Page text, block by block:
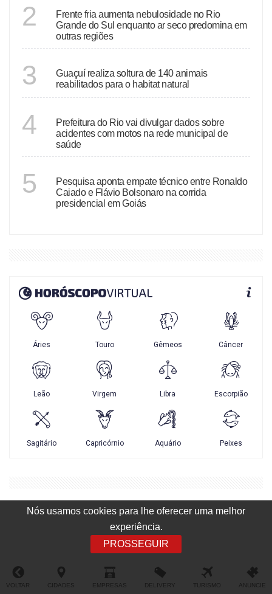
Nós usamos cookies para lhe oferecer uma melhor
experiência.
PROSSEGUIR
2
Frente fria aumenta nebulosidade no Rio
Grande do Sul enquanto ar seco predomina em
outras regiões
3
Guaçuí realiza soltura de 140 animais
reabilitados para o habitat natural
4
Prefeitura do Rio vai divulgar dados sobre
acidentes com motos na rede municipal de
saúde
5
Pesquisa aponta empate técnico entre Ronaldo
Caiado e Flávio Bolsonaro na corrida
presidencial em Goiás
VOLTAR CIDADES EMPRESAS DELIVERY TURISMO ANUNCIE